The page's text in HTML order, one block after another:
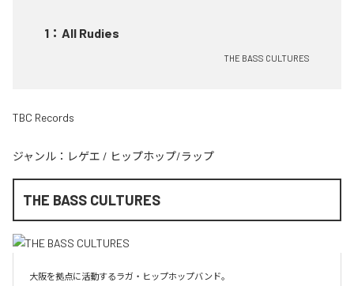
1 ： All Rudies
THE BASS CULTURES
TBC Records
ジャンル： レゲエ / ヒップホップ/ラップ
THE BASS CULTURES
大阪を拠点に活動するラガ・ヒップホップバンド。